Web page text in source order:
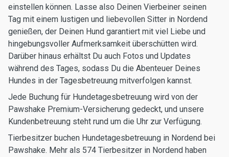
einstellen können. Lasse also Deinen Vierbeiner seinen
Tag mit einem lustigen und liebevollen Sitter in Nordend
genießen, der Deinen Hund garantiert mit viel Liebe und
hingebungsvoller Aufmerksamkeit überschütten wird.
Darüber hinaus erhältst Du auch Fotos und Updates
während des Tages, sodass Du die Abenteuer Deines
Hundes in der Tagesbetreuung mitverfolgen kannst.
Jede Buchung für Hundetagesbetreuung wird von der
Pawshake Premium-Versicherung gedeckt, und unsere
Kundenbetreuung steht rund um die Uhr zur Verfügung.
Tierbesitzer buchen Hundetagesbetreuung in Nordend bei
Pawshake. Mehr als 574 Tierbesitzer in Nordend haben